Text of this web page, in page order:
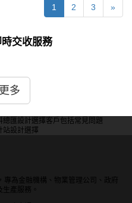
1 2 3 »
交收服務
？
服具有速乾功能，使用高科
保持運動時的乾爽舒適。
色和尺寸可選？
有多種顏色和尺寸可選，滿
各種場合和團隊使用。
多
總匯設計選擇客戶包括常見問題
站設計選擇
為金融機構、物業管理公司、政府
產服務。